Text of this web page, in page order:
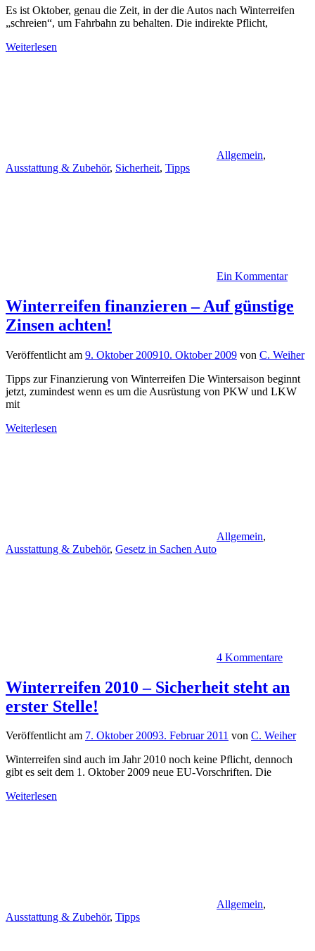
Es ist Oktober, genau die Zeit, in der die Autos nach Winterreifen
„schreien“, um Fahrbahn zu behalten. Die indirekte Pflicht,
Weiterlesen
Allgemein,
Ausstattung & Zubehör, Sicherheit, Tipps
Ein Kommentar
Winterreifen finanzieren – Auf günstige
Zinsen achten!
Veröffentlicht am 9. Oktober 200910. Oktober 2009 von C. Weiher
Tipps zur Finanzierung von Winterreifen Die Wintersaison beginnt
jetzt, zumindest wenn es um die Ausrüstung von PKW und LKW
mit
Weiterlesen
Allgemein,
Ausstattung & Zubehör, Gesetz in Sachen Auto
4 Kommentare
Winterreifen 2010 – Sicherheit steht an
erster Stelle!
Veröffentlicht am 7. Oktober 20093. Februar 2011 von C. Weiher
Winterreifen sind auch im Jahr 2010 noch keine Pflicht, dennoch
gibt es seit dem 1. Oktober 2009 neue EU-Vorschriften. Die
Weiterlesen
Allgemein,
Ausstattung & Zubehör, Tipps